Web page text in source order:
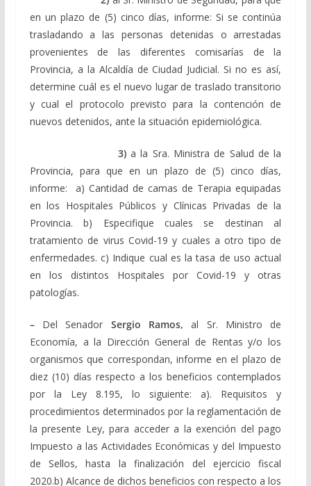
en un plazo de (5) cinco días, informe: Si se continúa
trasladando a las personas detenidas o arrestadas
provenientes de las diferentes comisarías de la
Provincia, a la Alcaldía de Ciudad Judicial. Si no es así,
determine cuál es el nuevo lugar de traslado transitorio
y cual el protocolo previsto para la contención de
nuevos detenidos, ante la situación epidemiológica.
3) a la Sra. Ministra de Salud de la
Provincia, para que en un plazo de (5) cinco días,
informe: a) Cantidad de camas de Terapia equipadas
en los Hospitales Públicos y Clínicas Privadas de la
Provincia. b) Especifique cuales se destinan al
tratamiento de virus Covid-19 y cuales a otro tipo de
enfermedades. c) Indique cual es la tasa de uso actual
en los distintos Hospitales por Covid-19 y otras
patologías.
– Del Senador Sergio Ramos, al Sr. Ministro de
Economía, a la Dirección General de Rentas y/o los
organismos que correspondan, informe en el plazo de
diez (10) días respecto a los beneficios contemplados
por la Ley 8.195, lo siguiente: a). Requisitos y
procedimientos determinados por la reglamentación de
la presente Ley, para acceder a la exención del pago
Impuesto a las Actividades Económicas y del Impuesto
de Sellos, hasta la finalización del ejercicio fiscal
2020.b) Alcance de dichos beneficios con respecto a los